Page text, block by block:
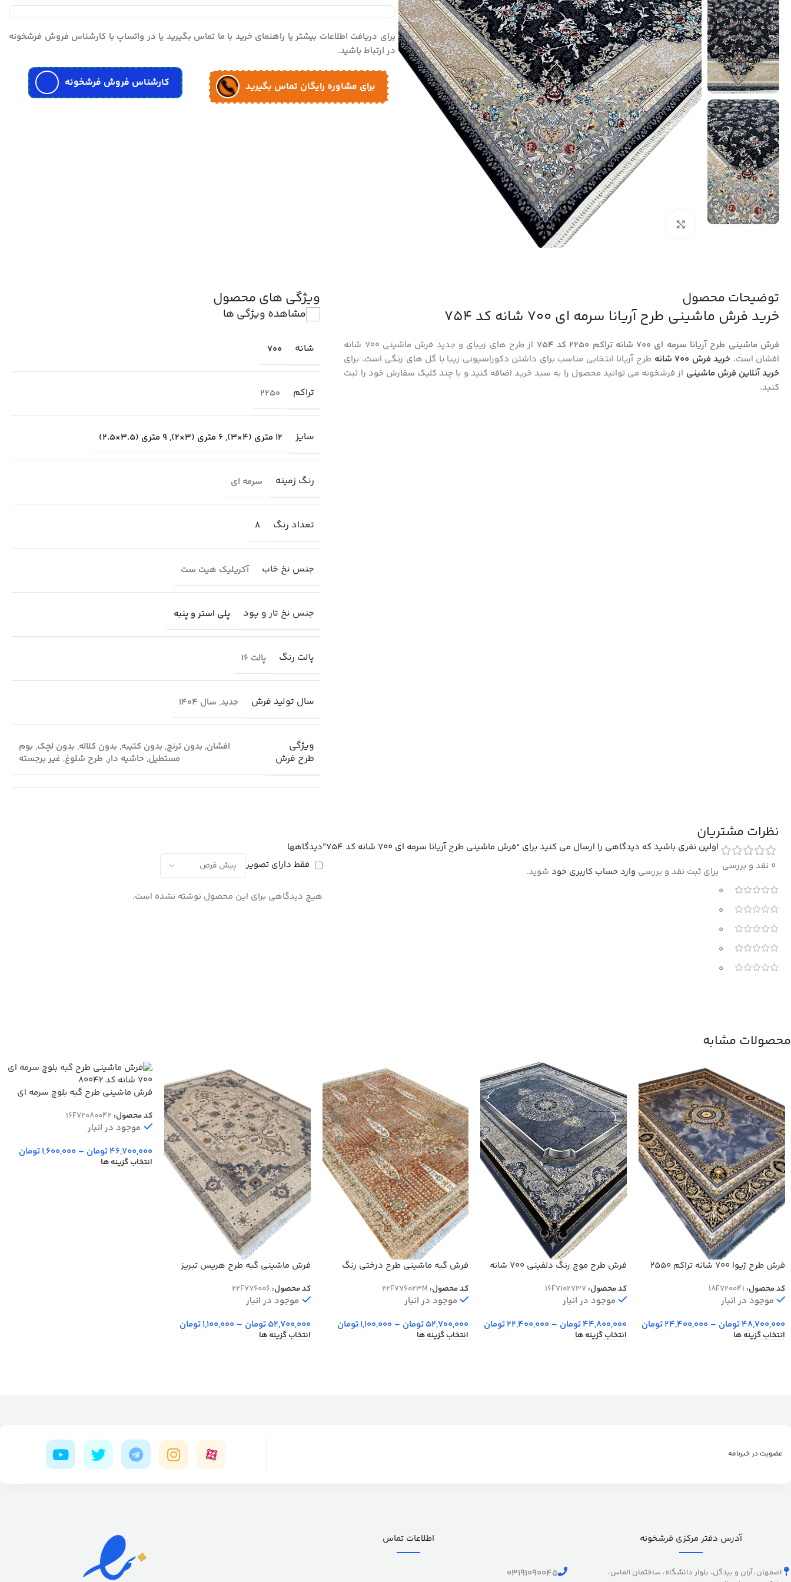
برای دریافت اطلاعات بیشتر یا راهنمای خرید با ما تماس بگیرید یا در واتساپ با کارشناس فروش فرشخونه
در ارتباط باشید.
برای مشاوره رایگان تماس بگیرید کارشناس فروش فرشخونه
توضیحات محصول
خرید فرش ماشینی طرح آریانا سرمه ای 700 شانه کد 754
فرش ماشینی طرح آریانا سرمه ای 700 شانه تراکم 2250 کد 754
از طرح های زیبای و جدید فرش ماشینی 700 شانه
افشان است. خرید فرش 700 شانه
طرح آریانا انتخابی مناسب برای داشتن دکوراسیونی زیبا با گل های رنگی است. برای
خرید آنلاین فرش ماشینی از فرشخونه می توانید محصول را به سبد خرید اضافه کنید و با چند کلیک سفارش خود را ثبت
کنید.
ویژگی های محصول
مشاهده ویژگی ها
شانه 700
تراکم 2250
سایز 12 متری (4×3) , 6 متری (3×2) , 9 متری (3.5×2.5)
رنگ زمینه سرمه ای
تعداد رنگ 8
جنس نخ خاب آکریلیک هیت ست
جنس نخ تار و پود پلی استر و پنبه
پالت رنگ پالت 16
سال تولید فرش جدید, سال 1404
ویژگی
طرح فرش
افشان, بدون ترنج, بدون کتیبه, بدون کلاله, بدون لچک, بوم
مستطیل, حاشیه دار, طرح شلوغ, غیر برجسته
نظرات مشتریان
0 نقد و بررسی
0
0
0
0
0
دیدگاهها
فقط دارای تصویر
هیچ دیدگاهی برای این محصول نوشته نشده است.
اولین نفری باشید که دیدگاهی را ارسال می کنید برای “فرش ماشینی طرح آریانا سرمه ای 700 شانه کد 754”
برای ثبت نقد و بررسی وارد حساب کاربری خود شوید.
محصولات مشابه
فرش طرح ژیوا 700 شانه تراکم 2550
کد محصول: 18F720041
موجود در انبار
48,700,000تومان –
24,400,000تومان
انتخاب گزینه ها
فرش طرح موج رنگ دلفینی 700 شانه
کد محصول:16F7102737
موجود در انبار
44,800,000تومان –
22,400,000تومان
انتخاب گزینه ها
فرش گبه ماشینی طرح درختی رنگ
کد محصول: 22F776023M
موجود در انبار
52,700,000تومان –
1,100,000تومان
انتخاب گزینه ها
فرش ماشینی گبه طرح هریس تبریز
کد محصول: 22F776006
موجود در انبار
52,700,000تومان –
1,100,000تومان
انتخاب گزینه ها
فرش ماشینی طرح گبه بلوچ سرمه ای
کد محصول: 16F72080042
موجود در انبار
46,700,000تومان –
1,600,000تومان
انتخاب گزینه ها
عضویت در خبرنامه
آدرس دفتر مرکزی فرشخونه
اصفهان، آران و بیدگل، بلوار دانشگاه، ساختمان الماس،
اطلاعات تماس
03191090045